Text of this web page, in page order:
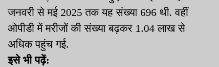
जनवरी से मई 2025 तक यह संख्या 696 थी. वहीं
ओपीडी में मरीजों की संख्या बढ़कर 1.04 लाख से
अधिक पहुंच गई.
इसे भी पढ़ें: